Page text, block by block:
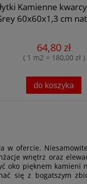
Kamienne
60x60x1,3 cm
64,80 zł
( 1 m2 = 180,00 zł )
do koszyka
w ofercie.
wnętrz oraz
oko pięknem kamieni
się z bogatszym